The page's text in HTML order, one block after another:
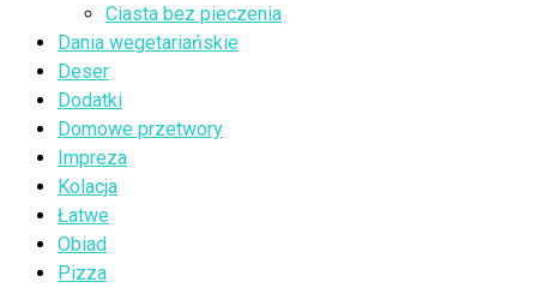
Ciasta bez pieczenia
Dania wegetariańskie
Deser
Dodatki
Domowe przetwory
Impreza
Kolacja
Łatwe
Obiad
Pizza